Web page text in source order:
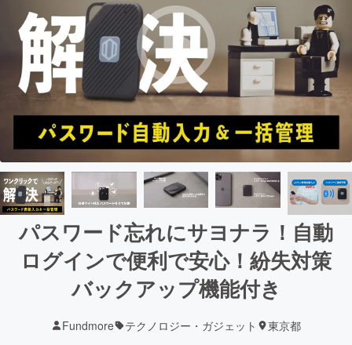
パスワード忘れにサヨナラ！自動
ログインで便利で安心！紛失対策
バックアップ機能付き
Fundmore テクノロジー・ガジェット 東京都